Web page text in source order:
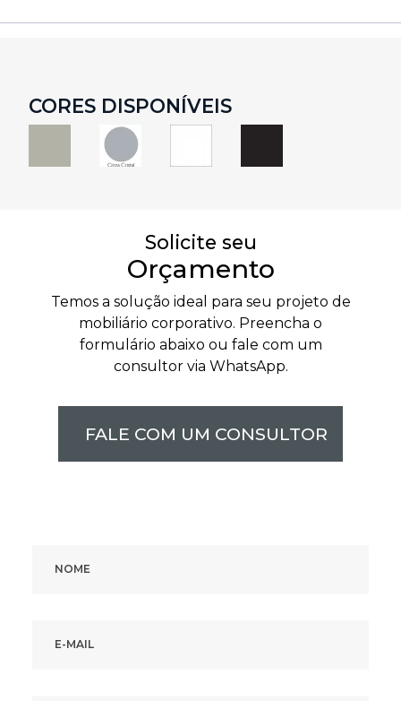
CORES DISPONÍVEIS
Solicite seu​
Orçamento
Temos a solução ideal para seu projeto de
mobiliário corporativo. Preencha o
formulário abaixo ou fale com um
consultor via WhatsApp.
FALE COM UM CONSULTOR